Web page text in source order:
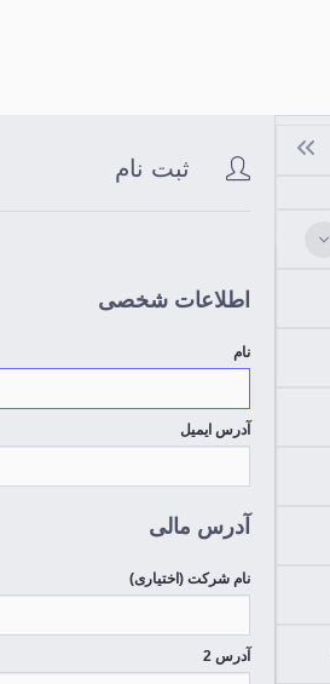
ثبت نام
اطلاعات شخصی
نام
آدرس ایمیل
آدرس مالی
نام شرکت (اختیاری)
آدرس 2